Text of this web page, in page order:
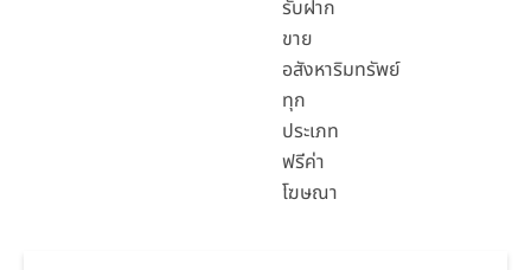
รับฝาก
ขาย
อสังหาริมทรัพย์
ทุก
ประเภท
ฟรีค่า
โฆษณา